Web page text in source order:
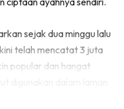
sejak dua minggu lalu
telah mencatat 3 juta
popular dan hangat